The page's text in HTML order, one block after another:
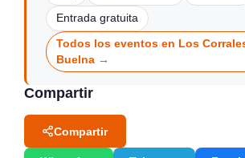
Entrada gratuita
Todos los eventos en Los
Buelna →
Compartir
Compartir